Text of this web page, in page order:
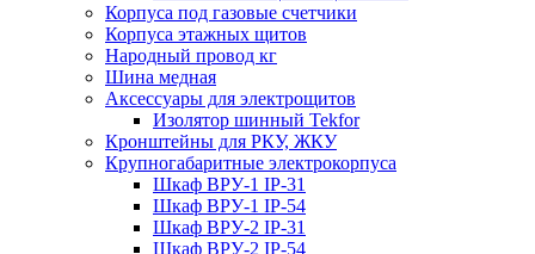
Корпуса под газовые счетчики
Корпуса этажных щитов
Народный провод кг
Шина медная
Аксессуары для электрощитов
Изолятор шинный Tekfor
Кронштейны для РКУ, ЖКУ
Крупногабаритные электрокорпуса
Шкаф ВРУ-1 IP-31
Шкаф ВРУ-1 IP-54
Шкаф ВРУ-2 IP-31
Шкаф ВРУ-2 IP-54